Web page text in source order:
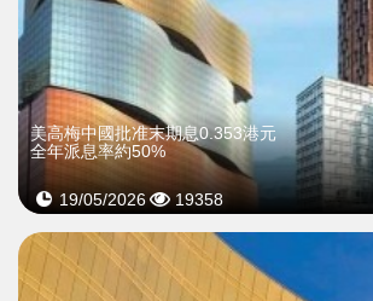
美高梅中國批准末期息0.353港元
全年派息率約50%
19/05/2026 19358